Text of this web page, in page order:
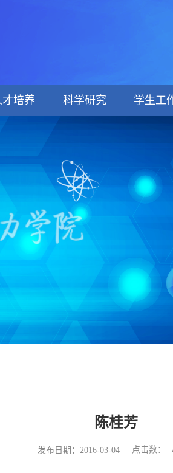
才培养 科学研究 学生工
陈桂芳
发布日期：2016-03-04 点击数：